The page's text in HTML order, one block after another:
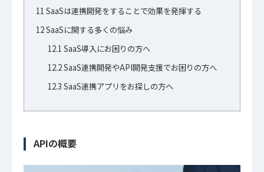
11 SaaSは連携開発をすることで効果を発揮する
12SaaSに関する多くの悩み
12.1 SaaS導入にお困りの方へ
12.2SaaS連携開発やAPI開発支援でお困りの方へ
12.3 SaaS連携アプリをお探しの方へ
APIの概要